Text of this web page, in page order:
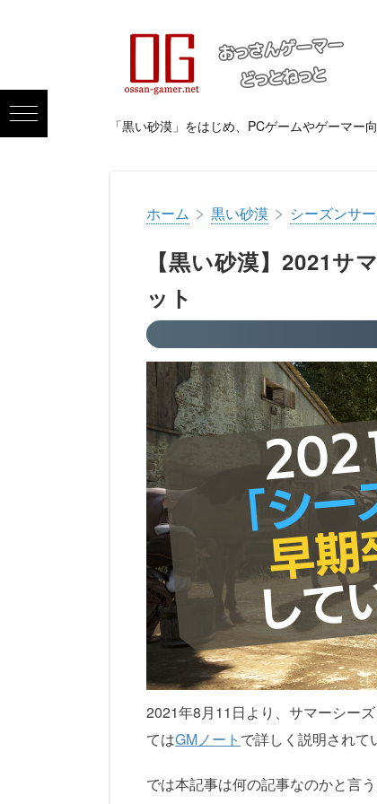
「黒い砂漠」をはじめ、PCゲームやゲーマー
ホーム > 黒い砂漠 > シーズンサ
【黒い砂漠】2021サ
ット
2021年8月11日より、サマーシー
てはGMノート で詳しく説明されて
では本記事は何の記事なのかと言